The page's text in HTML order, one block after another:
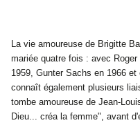
La vie amoureuse de Brigitte
mariée quatre fois : avec
1959, Gunter Sachs en 1966
connaît également plusieurs
tombe amoureuse de Jean-
Dieu... créa la femme", avant